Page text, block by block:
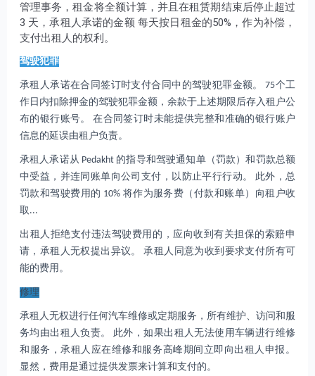
管理事务，租金将全额计算，并且在租赁期结束后停止超过
3 天，承租人承诺的金额 每天按日租金的50%，作为补偿，
支付出租人的权利。
驾驶犯罪
承租人承诺在合同签订时支付合同中的驾驶犯罪金额。 75个工
作日内扣除押金的驾驶犯罪金额，余款于上述期限后存入租户公
布的银行账号。 在合同签订时未能提供完整和准确的银行账户
信息的延误由租户负责。
承租人承诺从 Pedakht 的指导和驾驶通知单（罚款）和罚款总额
中受益，并连同账单向公司支付，以防止平行行动。 此外，总
罚款和驾驶费用的 10% 将作为服务费（付款和账单）向租户收
取...
出租人拒绝支付违法驾驶费用的，应向收到有关担保的索赔申
请，承租人无权提出异议。 承租人同意为收到要求支付所有可
能的费用。
修理
承租人无权进行任何汽车维修或定期服务，所有维护、访问和服
务均由出租人负责。 此外，如果出租人无法使用车辆进行维修
和服务，承租人应在维修和服务高峰期间立即向出租人申报。
显然，费用是通过提供发票来计算和支付的。